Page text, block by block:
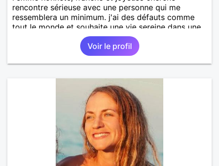
rencontre sérieuse avec une personne qui me
ressemblera un minimum. j'ai des défauts comme
tout le monde et souhaite une vie sereine dans une
relation sur du long terme.
Voir le profil